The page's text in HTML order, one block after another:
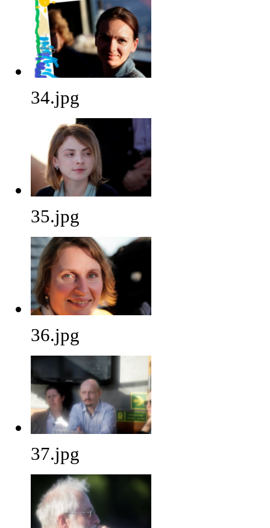
34.jpg
35.jpg
36.jpg
37.jpg